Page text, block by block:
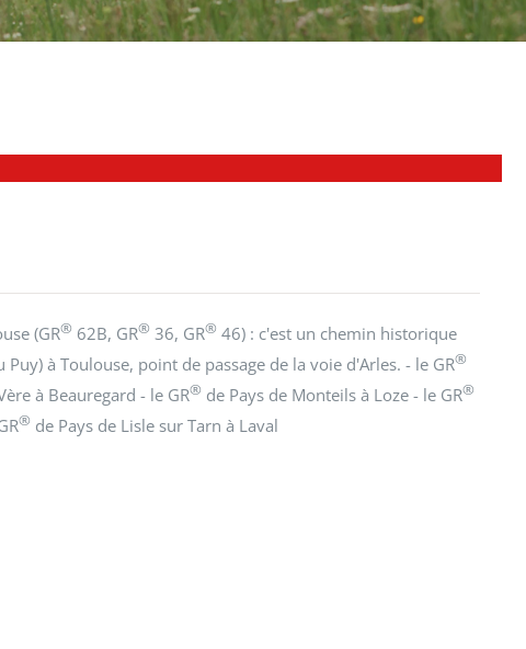
(GR® 62B, GR® 36, GR® 46) : c'est un chemin historique
à Toulouse, point de passage de la voie d'Arles. - le GR®
à Beauregard - le GR® de Pays de Monteils à Loze - le GR®
® de Pays de Lisle sur Tarn à Laval